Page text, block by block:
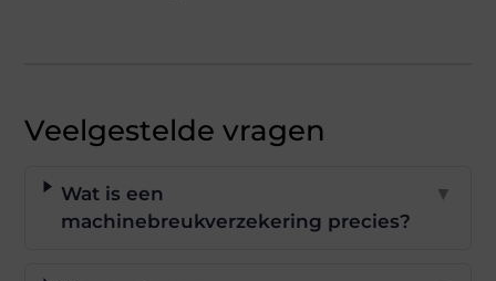
Veelgestelde vragen
Wat is een
machinebreukverzekering precies?
▼